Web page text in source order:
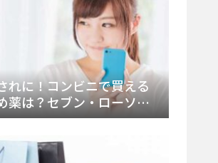
れに！コンビニで買える
薬は？セブン・ローソ
マの販売状況と定番商品